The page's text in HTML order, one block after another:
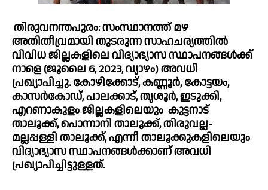
തിരുവനന്തപുരം: സംസ്ഥാനത്ത് മഴ
അതിതീവ്രമായി തുടരുന്ന സാഹചര്യത്തിൽ
വിവിധ ജില്ലകളിലെ വിദ്യാഭ്യാസ സ്ഥാപനങ്ങൾക്ക്
നാളെ (ജൂലൈ 6, 2023, വ്യാഴം) അവധി
പ്രഖ്യാപിച്ചു. കോഴിക്കോട്, കണ്ണൂർ, കോട്ടയം,
കാസർകോഡ്, പാലക്കാട്, തൃശൂര്‍, ഇടുക്കി,
എറണാകുളം ജില്ലകളിലെയും  കുട്ടനാട്
താലൂക്ക്, പൊന്നാനി താലൂക്ക്, തിരുവല്ല-
മല്ലപ്പള്ളി താലൂക്ക്, എന്നീ താലൂക്കുകളിലെയും
വിദ്യാഭ്യാസ സ്ഥാപനങ്ങൾക്കാണ് അവധി
പ്രഖ്യാപിച്ചിട്ടുള്ളത്.